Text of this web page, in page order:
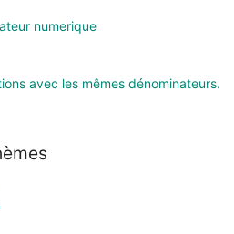
numerique
avec les mêmes dénominateurs.